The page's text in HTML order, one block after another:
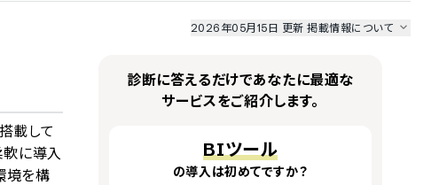
2026年05月15日 更新掲載情報について
一部
PRONIアイミツSaaS
のサービスデータを参照しています。
業界DX最強ナビ編集部 情報取得元
載して
軟に導入
境を構
診断に答えるだけであなたに最適な
サービスをご紹介します。
BIツール
の導入は初めてですか？